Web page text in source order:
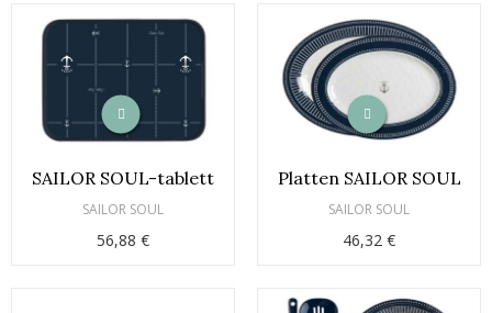
SAILOR SOUL-tablett
SAILOR SOUL
56,88 €
Platten SAILOR SOUL
SAILOR SOUL
46,32 €